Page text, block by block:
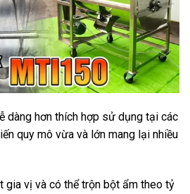
dàng hơn thích hợp sử dụng tại các
quy mô vừa và lớn mang lại nhiều
gia vị và có thể trộn bột ẩm theo tỷ